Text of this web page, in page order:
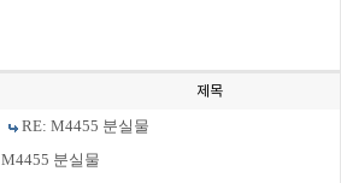
제목
RE: M4455 분실물
M4455 분실물